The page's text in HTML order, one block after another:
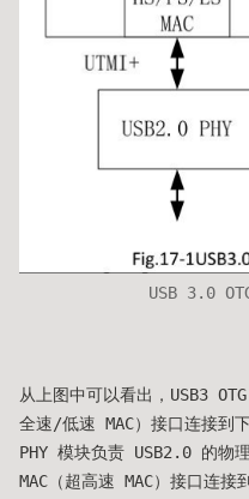
USB 3.0
从上图中可以看出，USB3
全速/低速 MAC）接口连接到
PHY 模块负责 USB2.0 的物
MAC（超高速 MAC）接口连